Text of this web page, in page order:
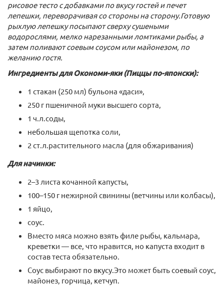
рисовое тесто с добавками по вкусу гостей и печет
лепешки, переворачивая со стороны на сторону.Готовую
рыхлую лепешку посыпают сверху сушеными
водорослями, мелко нарезанными ломтиками рыбы, а
затем поливают соевым соусом или майонезом, по
желанию гостя.
Ингредиенты для Окономи-яки (Пиццы по-японски):
1 стакан (250 мл) бульона «даси»,
250 г пшеничной муки высшего сорта,
1 ч.л.соды,
небольшая щепотка соли,
2 ст.л.растительного масла (для обжаривания)
Для начинки:
2–3 листа кочанной капусты,
100–150 г нежирной свинины (ветчины или колбасы),
1 яйцо,
соус.
Вместо мяса можно взять филе рыбы, кальмара,
креветки — все, что нравится, но капуста входит в
состав теста обязательно.
Соус выбирают по вкусу.Это может быть соевый соус,
майонез, горчица, кетчуп.